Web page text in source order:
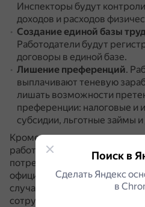
Инспекторы будут
доходов и расходов
Создание единой базы
Работодатели будут
договоры в единой базе.
Лишение преференций.
выплачивают теневую
лишать возможности
преференции: налоговые и
субсидии, льготные займы и
Кроме того, если сотрудник
работодатель платит
потребовать устранения
официального заработка в
случае отказа платить или
сотрудника, он имеет право
Поиск в
Сделать Яндекс
в